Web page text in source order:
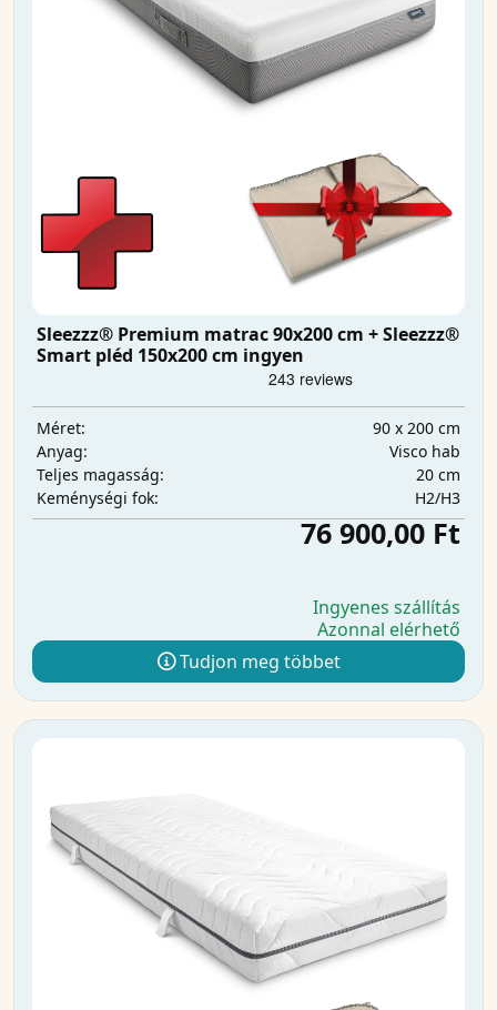
Sleezzz® Premium matrac 90x200 cm + Sleezzz®
Smart pléd 150x200 cm ingyen
Méret:
90 x 200 cm
Anyag:
Visco hab
Teljes magasság:
20 cm
Keménységi fok:
H2/H3
76 900,00 Ft
Ingyenes szállítás
Azonnal elérhető
Tudjon meg többet